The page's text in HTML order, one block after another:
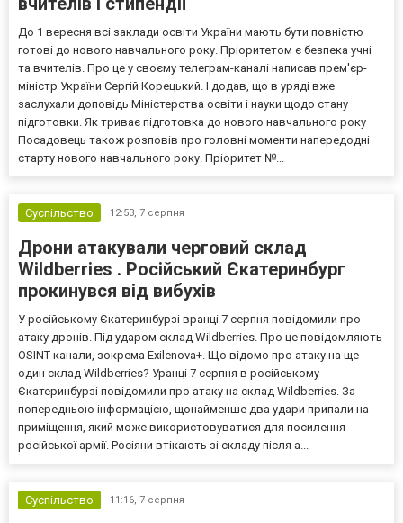
До 1 вересня всі заклади освіти України мають бути повністю
готові до нового навчального року. Пріоритетом є безпека учні
та вчителів. Про це у своєму телеграм-каналі написав прем'єр-
міністр України Сергій Корецький. І додав, що в уряді вже
заслухали доповідь Міністерства освіти і науки щодо стану
підготовки. Як триває підготовка до нового навчального року
Посадовець також розповів про головні моменти напередодні
старту нового навчального року. Пріоритет №...
Суспільство 12:53, 7 серпня
Дрони атакували черговий склад
Wildberries . Російський Єкатеринбург
прокинувся від вибухів
У російському Єкатеринбурзі вранці 7 серпня повідомили про
атаку дронів. Під ударом склад Wildberries. Про це повідомляють
OSINT-канали, зокрема Exilenova+. Що відомо про атаку на ще
один склад Wildberries? Уранці 7 серпня в російському
Єкатеринбурзі повідомили про атаку на склад Wildberries. За
попередньою інформацією, щонайменше два удари припали на
приміщення, який може використовуватися для посилення
російської армії. Росіяни втікають зі складу після а...
Суспільство 11:16, 7 серпня